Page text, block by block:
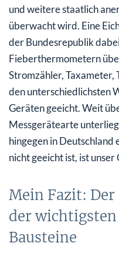
und weitere staatlich
überwacht wird. Eine
der Bundesrepublik
Fieberthermometern
Stromzähler, Taxameter,
den unterschiedlichsten
Geräten geeicht. Weit
Messgerätearte
hingegen in Deutschland
nicht geeicht ist, ist unser
Mein Fazit:
der
Bausteine